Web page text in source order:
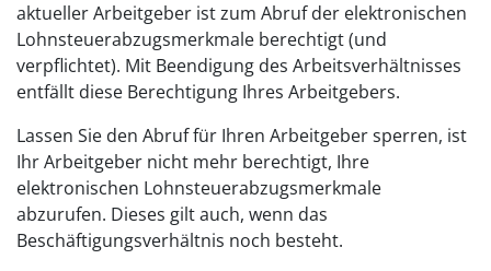
aktueller Arbeitgeber ist zum Abruf der elektronischen
Lohnsteuerabzugsmerkmale berechtigt (und
verpflichtet). Mit Beendigung des Arbeitsverhältnisses
entfällt diese Berechtigung Ihres Arbeitgebers.
Lassen Sie den Abruf für Ihren Arbeitgeber sperren, ist
Ihr Arbeitgeber nicht mehr berechtigt, Ihre
elektronischen Lohnsteuerabzugsmerkmale
abzurufen. Dieses gilt auch, wenn das
Beschäftigungsverhältnis noch besteht.